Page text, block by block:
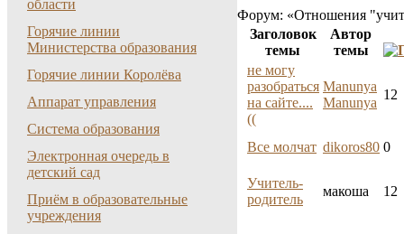
области
Горячие линии
Министерства образования
Горячие линии Королёва
Аппарат управления
Система образования
Электронная очередь в
детский сад
Приём в образовательные
учреждения
Форум: «Отношения
Заголовок
темы
Автор
темы
не могу
разобраться
на сайте....
((
Manunya
Manunya
12
Все молчат dikoros80 0
Учитель-
родитель
макоша 12